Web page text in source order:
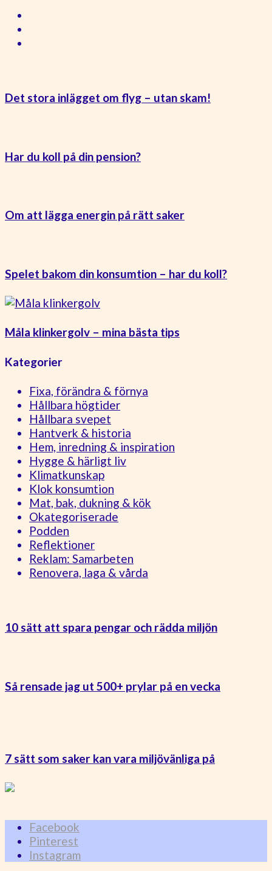
Det stora inlägget om flyg – utan skam!
Har du koll på din pension?
Om att lägga energin på rätt saker
Spelet bakom din konsumtion – har du koll?
Måla klinkergolv – mina bästa tips
Kategorier
Fixa, förändra & förnya
Hållbara högtider
Hållbara svepet
Hantverk & historia
Hem, inredning & inspiration
Hygge & härligt liv
Klimatkunskap
Klok konsumtion
Mat, bak, dukning & kök
Okategoriserade
Podden
Reflektioner
Reklam: Samarbeten
Renovera, laga & vårda
10 sätt att spara pengar och rädda miljön
Så rensade jag ut 500+ prylar på en vecka
7 sätt som saker kan vara miljövänliga på
Facebook
Pinterest
Instagram